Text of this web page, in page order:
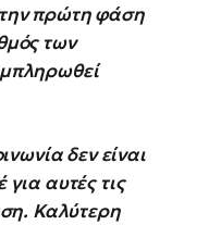
πρώτη φάση
των
δεν είναι
αυτές τις
Καλύτερη